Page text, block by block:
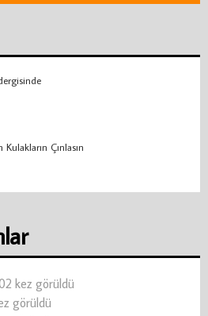
Çınlasın
kez görüldü
görüldü